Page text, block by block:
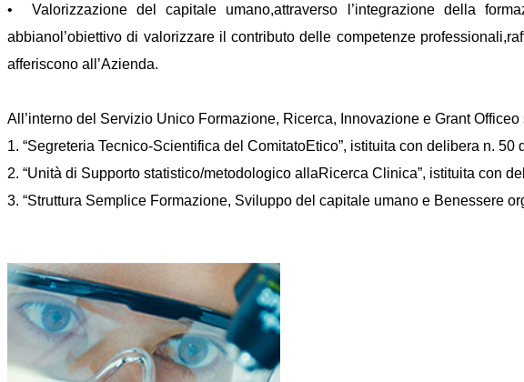
• Valorizzazione del capitale umano,attraverso l’integrazione della
abbianol’obiettivo di valorizzare il contributo delle competenze
afferiscono all’Azienda.
All’interno del Servizio Unico Formazione, Ricerca, Innovazione e Grant
1. “Segreteria Tecnico-Scientifica del ComitatoEtico”, istituita con delibera n. 50
2. “Unità di Supporto statistico/metodologico allaRicerca Clinica”, istituita con
3. “Struttura Semplice Formazione, Sviluppo del capitale umano e Benessere